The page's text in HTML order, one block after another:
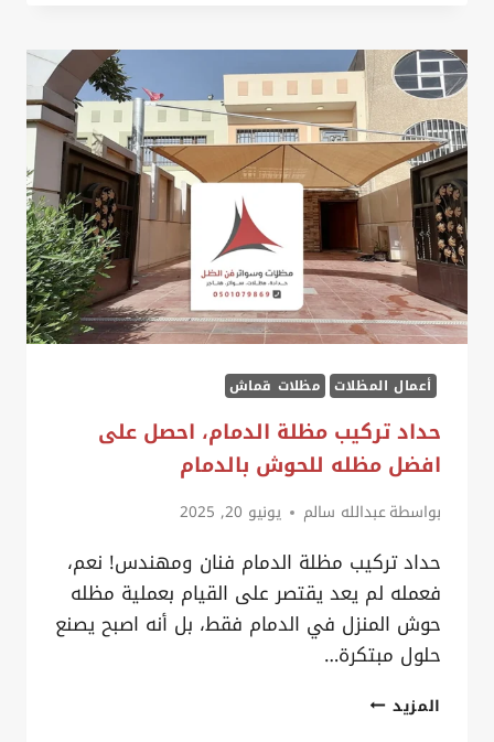
القطيف
خلال
ساعة،
احجز
مظلة
للحديقة
المنزلية
في
القطيف
أعمال المظلات مظلات قماش
حداد تركيب مظلة الدمام، احصل على
افضل مظله للحوش بالدمام
بواسطةعبدالله سالم يونيو 20, 2025
حداد تركيب مظلة الدمام فنان ومهندس! نعم،
فعمله لم يعد يقتصر على القيام بعملية مظله
حوش المنزل في الدمام فقط، بل أنه اصبح يصنع
حلول مبتكرة…
المزيدحداد